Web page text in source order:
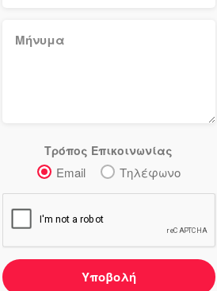
Τρόπος Επικοινωνίας
Email Τηλέφωνο
Υποβολή